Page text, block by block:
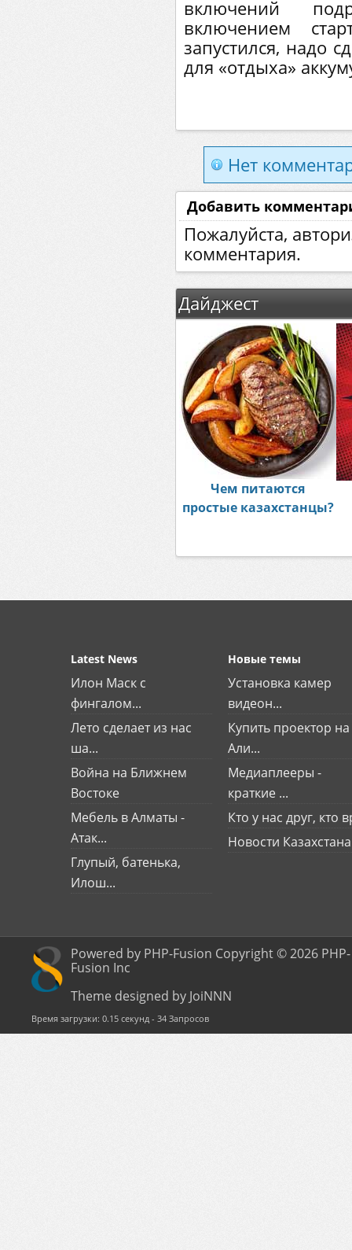
включений
включением
запустился, надо
для «отдыха»
Нет
Добавить
Пожалуйста,
комментария.
Дайджест
Чем питаются
простые казахстанцы?
Latest News
Илон Маск с
фингалом...
Лето сделает из нас
ша...
Война на Ближнем
Востоке
Мебель в Алматы -
Атак...
Глупый, батенька,
Илош...
Новые темы
Установка камер
видеон...
Купить проектор на
Али...
Медиаплееры -
краткие ...
Кто у нас друг, кто
Новости Казахстана
Powered by PHP-Fusion Copyright © 2026 PHP-
Fusion Inc
Theme designed by JoiNNN
Время загрузки: 0.15 секунд - 34 Запросов